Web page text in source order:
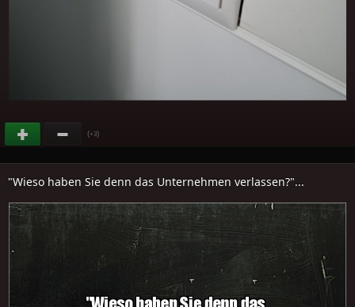
(+3)
"Wieso haben Sie denn das Unternehmen verlassen?"...